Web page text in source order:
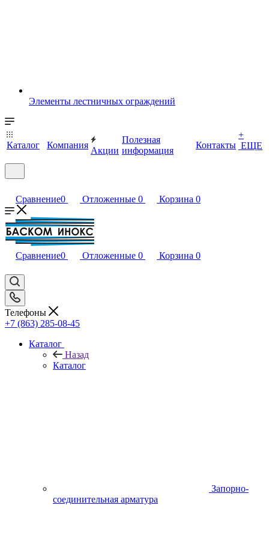
Элементы лестничных ограждений
Каталог Компания
Акции
Полезная
информация
Контакты
+
ЕЩЕ
Сравнение0 Отложенные 0 Корзина 0
Сравнение0 Отложенные 0 Корзина 0
Телефоны
+7 (863) 285-08-45
Каталог
Назад
Каталог
Запорно-
соединительная арматура